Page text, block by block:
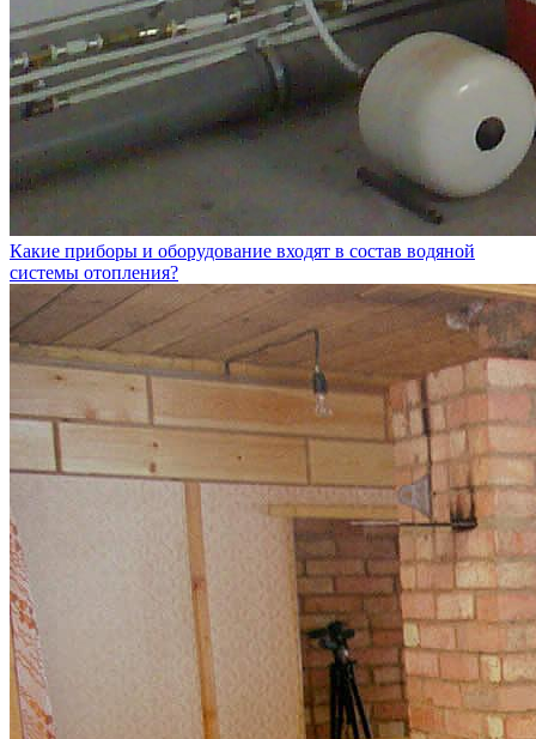
Какие приборы и оборудование входят в состав водяной
системы отопления?